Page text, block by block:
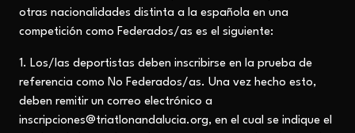
otras nacionalidades distinta a la española en una
competición como Federados/as es el siguiente:
1. Los/las deportistas deben inscribirse en la prueba de
referencia como No Federados/as. Una vez hecho esto,
deben remitir un correo electrónico a
inscripciones@triatlonandalucia.org, en el cual se indique el